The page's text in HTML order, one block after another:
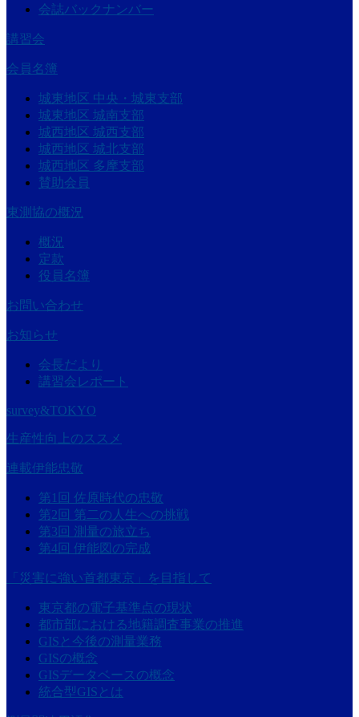
会誌バックナンバー
講習会
会員名簿
城東地区 中央・城東支部
城東地区 城南支部
城西地区 城西支部
城西地区 城北支部
城西地区 多摩支部
賛助会員
東測協の概況
概況
定款
役員名簿
お問い合わせ
お知らせ
会長だより
講習会レポート
survey&TOKYO
生産性向上のススメ
連載伊能忠敬
第1回 佐原時代の忠敬
第2回 第二の人生への挑戦
第3回 測量の旅立ち
第4回 伊能図の完成
「災害に強い首都東京」を目指して
東京都の電子基準点の現状
都市部における地籍調査事業の推進
GISと今後の測量業務
GISの概念
GISデータベースの概念
統合型GISとは